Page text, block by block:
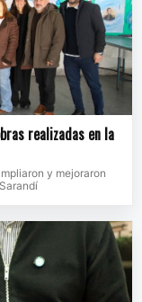
realizadas en la
y mejoraron